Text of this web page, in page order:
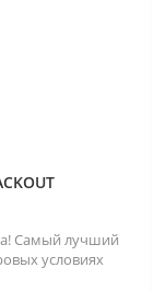
Самый лучший
условиях